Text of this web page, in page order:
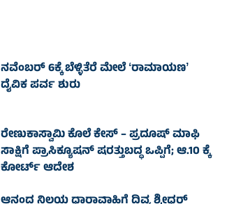
ನವೆಂಬರ್ 6ಕ್ಕೆ ಬೆಳ್ಳಿತೆರೆ ಮೇಲೆ ʻರಾಮಾಯಣʼ
ದೈವಿಕ ಪರ್ವ ಶುರು
ರೇಣುಕಾಸ್ವಾಮಿ ಕೊಲೆ ಕೇಸ್‌ – ಪ್ರದೂಷ್‌ ಮಾಫಿ
ಸಾಕ್ಷಿಗೆ ಪ್ರಾಸಿಕ್ಯೂಷನ್ ಷರತ್ತುಬದ್ಧ ಒಪ್ಪಿಗೆ; ಆ.10 ಕ್ಕೆ
ಕೋರ್ಟ್ ಆದೇಶ